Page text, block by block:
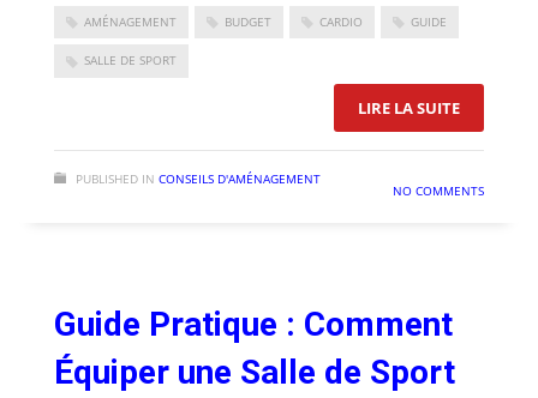
AMÉNAGEMENT BUDGET CARDIO GUIDE
SALLE DE SPORT
LIRE LA SUITE:
PUBLISHED IN CONSEILS D'AMÉNAGEMENT
NO COMMENTS
Guide Pratique : Comment
Équiper une Salle de Sport